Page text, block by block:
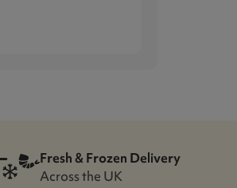
Fresh & Frozen Delivery
Across the UK